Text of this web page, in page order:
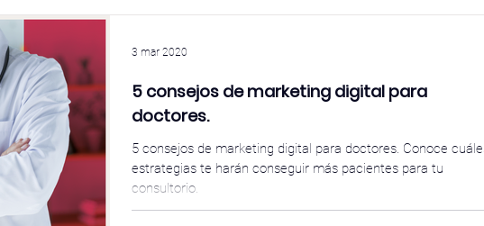
5 consejos de marketing digital para
doctores.
5 consejos de marketing digital para doctores. Conoce
estrategias te harán conseguir más pacientes para tu
consultorio.
3 mar 2020